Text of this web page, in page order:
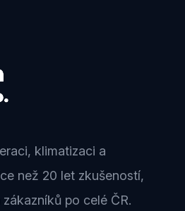
klimatizaci a
než 20 let zkušeností,
po celé ČR.